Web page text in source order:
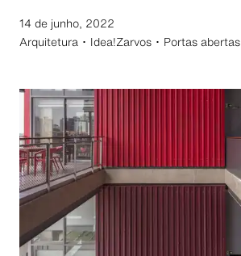
14 de junho, 2022
Arquitetura ･
Idea!Zarvos ･ Portas abertas